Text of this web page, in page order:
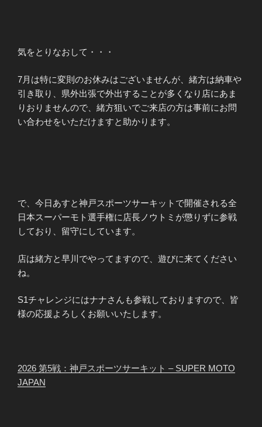
気をとりなおして・・・
7月は特に変則のお休みはございませんが、緒方は納車や
引き取り、県外出張で外出することが多くなり店にあま
りおりませんので、緒方狙いでご来店の方は事前にお問
い合わせをいただけますと助かります。
で、今日あすと神戸スポーツサーキットで開催される全
日本スーパーモト選手権に店長ノウトミが懲りずに参戦
しており、留守にしています。
店は緒方と早川でやってますので、遊びに来てください
ね。
S1チャレンジにはナナさんも参戦しておりますので、皆
様の応援よろしくお願いいたします。
2026 第5戦：神戸スポーツサーキット – SUPER MOTO
JAPAN